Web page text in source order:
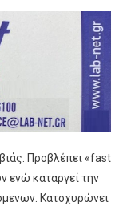
Προβλέπει «fast
ενώ καταργεί την
Κατοχυρώνει